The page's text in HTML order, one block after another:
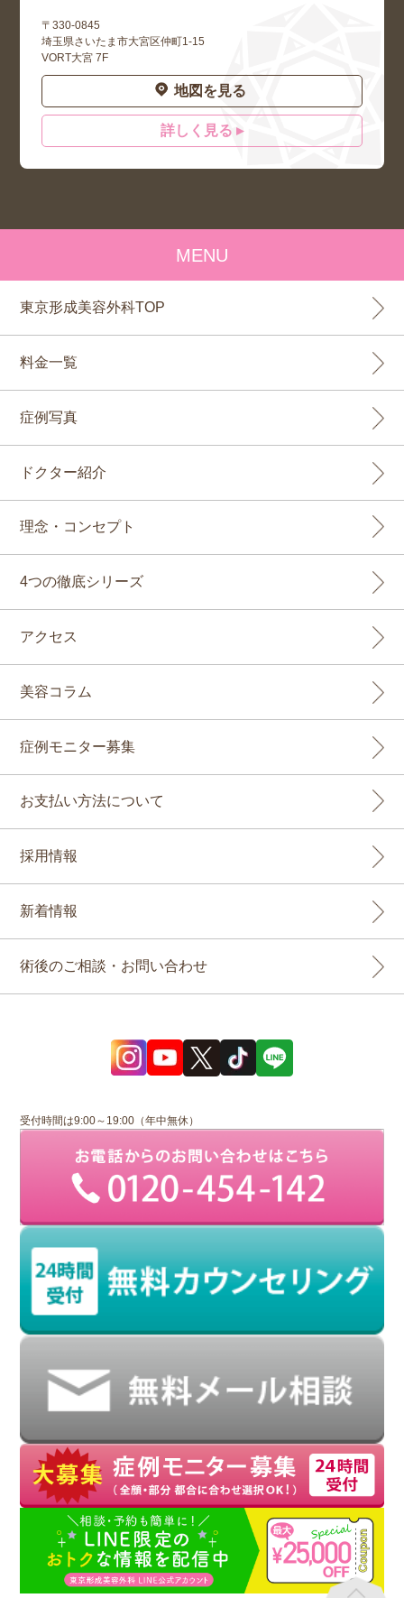
〒330-0845
埼玉県さいたま市大宮区仲町1-15
VORT大宮 7F
地図を見る
詳しく見る ▸
MENU
東京形成美容外科TOP
料金一覧
症例写真
ドクター紹介
理念・コンセプト
4つの徹底シリーズ
アクセス
美容コラム
症例モニター募集
お支払い方法について
採用情報
新着情報
術後のご相談・お問い合わせ
受付時間は9:00～19:00（年中無休）